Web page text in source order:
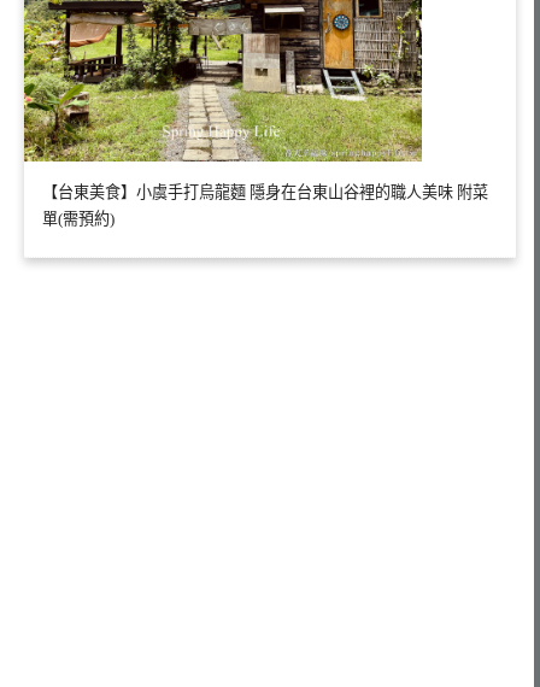
【台東美食】小虞手打烏龍麵 隱身在台東山谷裡的職人美味 附菜
單(需預約)